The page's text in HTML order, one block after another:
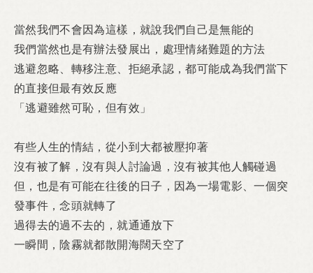
當然我們不會因為這樣， 就說我們自己是無能的
我們當然也是有辦法發展出， 處理情緒難題的方法
逃避忽略、轉移注意、拒絕承認，都可能成為我們當下
的直接但最有效反應
「逃避雖然可恥，但有效」
有些人生的情結， 從小到大都被壓抑著
沒有被了解，沒有與人討論過，沒有被其他人觸碰過
但， 也是有可能在往後的日子， 因為一場電影、一個突
發事件，念頭就轉了
過得去的過不去的，就通通放下
一瞬間，陰霧就都散開海闊天空了